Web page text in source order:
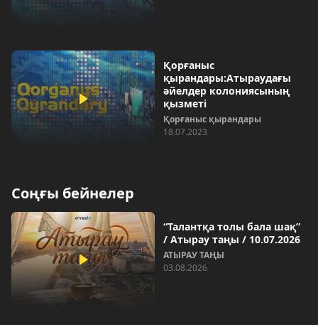
Қорғаныс
қырандары:Атыраудағы
әйелдер колониясының
қызметі
Қорғаныс қырандары
18.07.2023
Соңғы бейнелер
“Талантқа толы бала шақ”
/ Атырау таңы / 10.07.2026
АТЫРАУ ТАҢЫ
03.08.2026